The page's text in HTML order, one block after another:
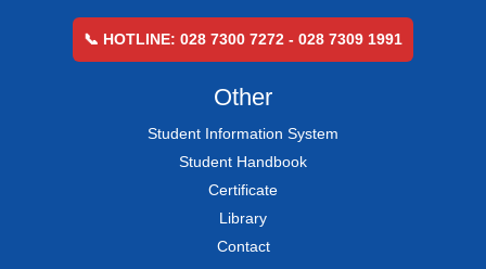
📞 HOTLINE: 028 7300 7272 - 028 7309 1991
Other
Student Information System
Student Handbook
Certificate
Library
Contact